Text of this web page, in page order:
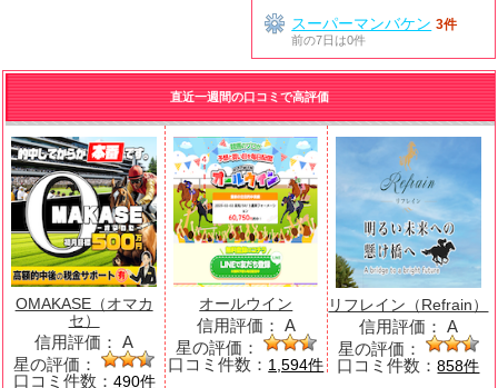
スーパーマンバケン 3件
前の7日は0件
直近一週間の口コミで高評価
OMAKASE（オマカ
セ）
信用評価： A
星の評価：
口コミ件数： 490件
オールウイン
信用評価： A
星の評価：
口コミ件数： 1,594件
リフレイン（Refrain）
信用評価： A
星の評価：
口コミ件数：858件